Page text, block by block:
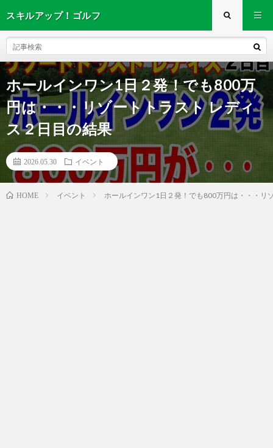
スキルアップ！ゴルフ
ホールインワン1日２発！でも800万
円は・・・リゾートトラスト レディ
ス２日目の結果
2026.05.30 イベント
HOME イベント ホールインワン1日２発！でも800万円は・・・リ